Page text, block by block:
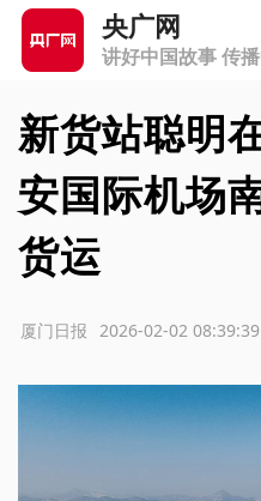
央广网
讲好中国故事 传
新货站聪明
安国际机场
货运
2026-02-02 08:39:39
厦门日报